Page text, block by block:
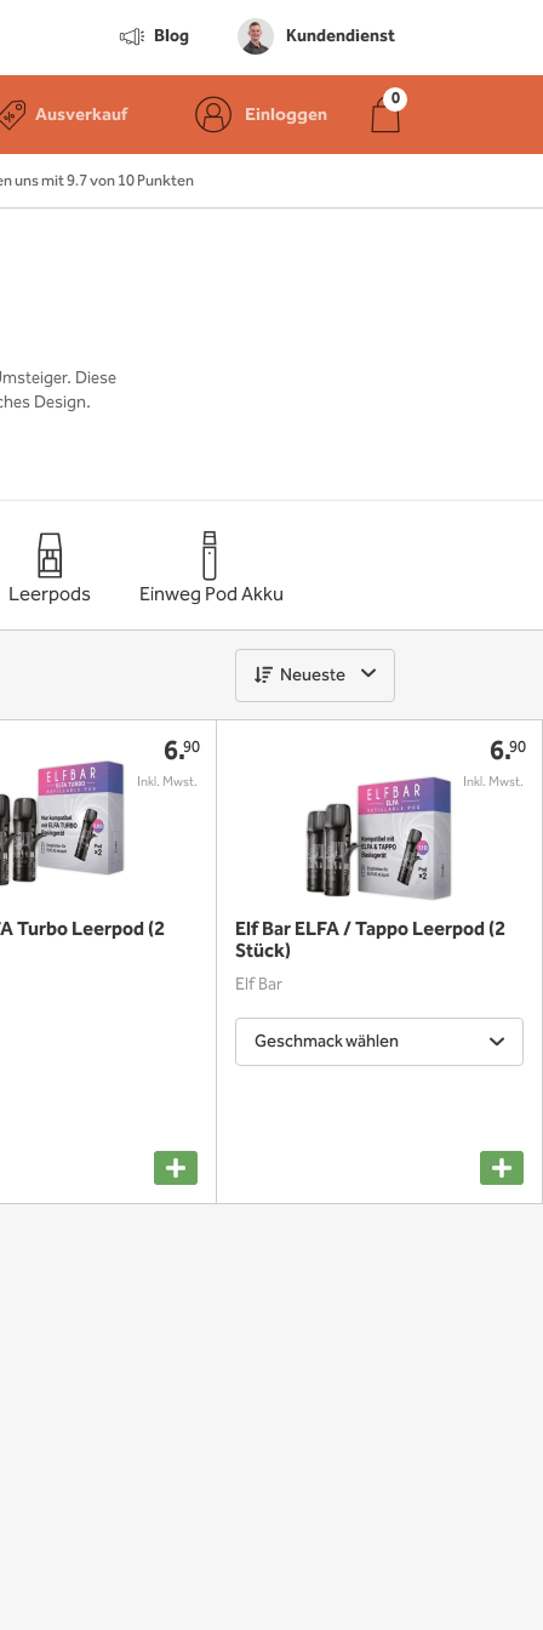
Blog Kundendienst
Ausverkauf Einloggen
uns mit 9.7 von 10 Punkten
Diese
Design.
Leerpods Einweg Pod Akku
Neueste
6.90
Turbo Leerpod (2
6.90
Elf Bar ELFA / Tappo Leerpod (2
Stück)
Elf Bar
Geschmack wählen